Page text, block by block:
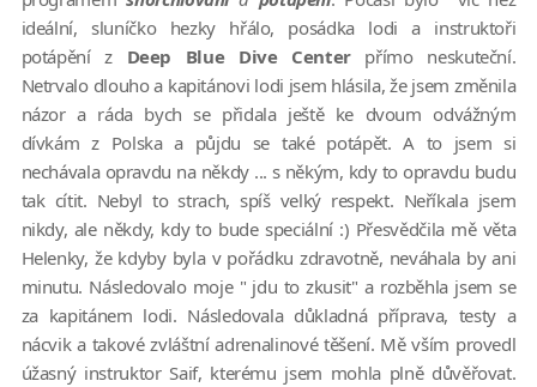
ideální, sluníčko hezky hřálo, posádka lodi a instruktoři
potápění z Deep Blue Dive Centerpřímo neskuteční.
Netrvalo dlouho a kapitánovi lodi jsem hlásila, že jsem změnila
názor a ráda bych se přidala ještě ke dvoum odvážným
dívkám z Polska a půjdu se také potápět. A to jsem si
nechávala opravdu na někdy ... s někým, kdy to opravdu budu
tak cítit. Nebyl to strach, spíš velký respekt. Neříkala jsem
nikdy, ale někdy, kdy to bude speciální :) Přesvědčila mě věta
Helenky, že kdyby byla v pořádku zdravotně, neváhala by ani
minutu. Následovalo moje " jdu to zkusit" a rozběhla jsem se
za kapitánem lodi. Následovala důkladná příprava, testy a
nácvik a takové zvláštní adrenalinové těšení. Mě vším provedl
úžasný instruktor Saif, kterému jsem mohla plně důvěřovat.